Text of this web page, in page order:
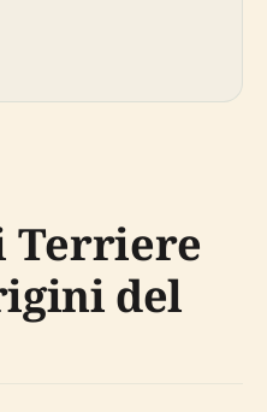
Terriere
del